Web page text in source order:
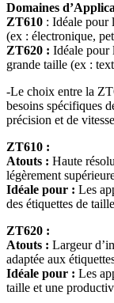
Domaines
ZT610 : Idéale pour
(ex : électronique,
ZT620 : Idéale pour
grande taille (ex :
-Le choix entre la
besoins spécifiques
précision et de
ZT610 :
Atouts : Haute
légèrement
Idéale pour : Les
des étiquettes de
ZT620 :
Atouts : Largeur
adaptée aux
Idéale pour : Les
taille et une